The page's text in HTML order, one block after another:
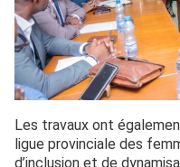
Les travaux ont
ligue provinciale des
d’inclusion et de